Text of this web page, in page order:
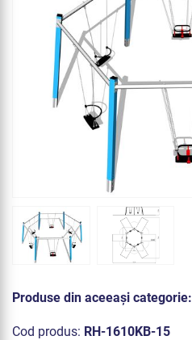
Produse din aceeași categorie:
Cod produs: RH-1610KB-15